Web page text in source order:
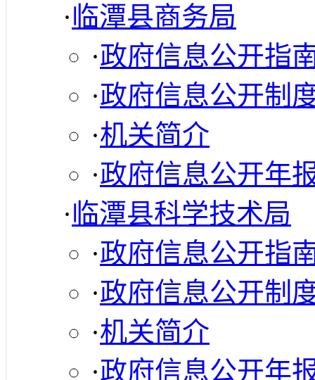
·临潭县商务局
·政府信息公开指
·政府信息公开制
·机关简介
·政府信息公开年
·临潭县科学技术局
·政府信息公开指
·政府信息公开制
·机关简介
·政府信息公开年